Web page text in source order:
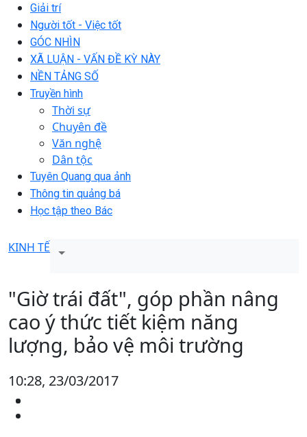
Giải trí
Người tốt - Việc tốt
GÓC NHÌN
XÃ LUẬN - VẤN ĐỀ KỲ NÀY
NỀN TẢNG SỐ
Truyền hình
Thời sự
Chuyên đề
Văn nghệ
Dân tộc
Tuyên Quang qua ảnh
Thông tin quảng bá
Học tập theo Bác
KINH TẾ
"Giờ trái đất", góp phần nâng
cao ý thức tiết kiệm năng
lượng, bảo vệ môi trường
10:28, 23/03/2017